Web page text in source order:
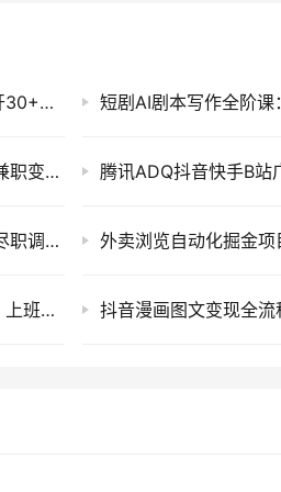
沃尔玛商品标注自动化G机项目，低配电脑多开30+账号日收益稳定
单身小众赛道，一个人变现100步骤0+，副业兼职变现10W冷门蓝海项目
相亲筛选对象高效实用策略：识破伪装，双向尽职调查防踩坑
自动化打金搬砖G机项目，多开矩阵稳定收益，上班族副业首选